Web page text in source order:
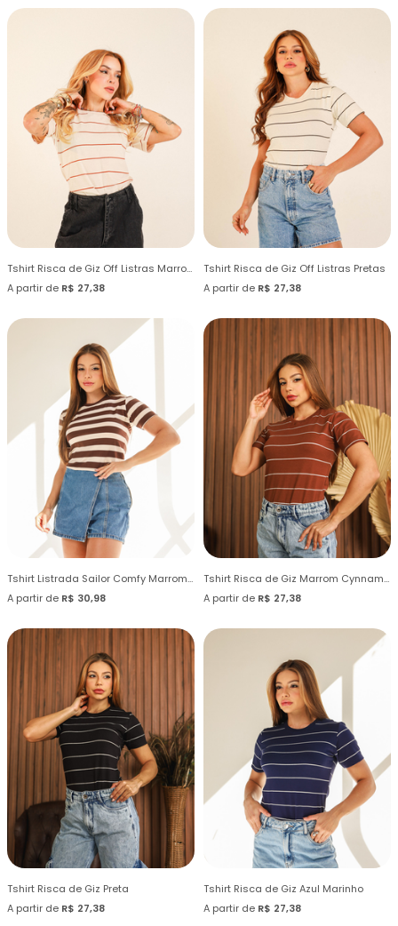
Tshirt Risca de Giz Off Listras Marrom Cynnamom
A partir de R$ 27,38
Tshirt Risca de Giz Off Listras Pretas
A partir de R$ 27,38
Tshirt Listrada Sailor Comfy Marrom Chocolate Quente
A partir de R$ 30,98
Tshirt Risca de Giz Marrom Cynnamom
A partir de R$ 27,38
Tshirt Risca de Giz Preta
A partir de R$ 27,38
Tshirt Risca de Giz Azul Marinho
A partir de R$ 27,38